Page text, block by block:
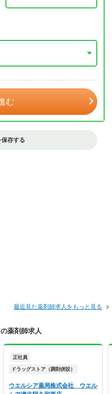
む
存する
最近見た薬剤師求人をもっと見る
薬剤師求人
正社員
ドラッグストア（調剤併設）
ウエルシア薬局株式会社 ウエル